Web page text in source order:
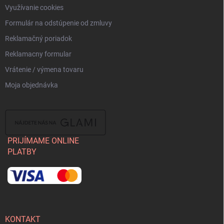
Využívanie cookies
Formulár na odstúpenie od zmluvy
Reklamačný poriadok
Reklamacny formular
Vrátenie / výmena tovaru
Moja objednávka
PRIJÍMAME ONLINE
PLATBY
KONTAKT